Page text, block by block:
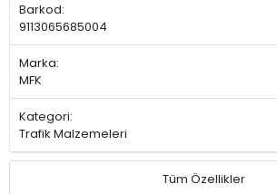
Barkod:
9113065685004
Marka:
MFK
Kategori:
Trafik Malzemeleri
Tüm Özellikler